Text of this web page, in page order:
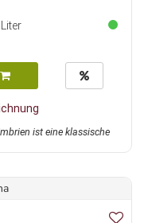
ist eine klassische